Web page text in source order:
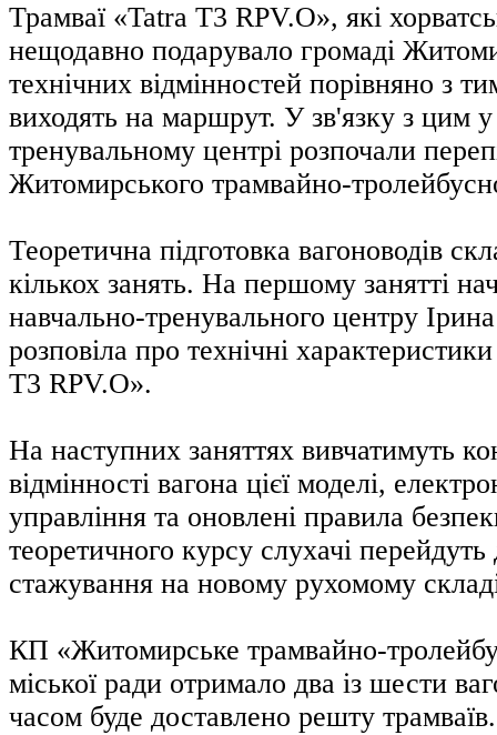
Трамваї «Tatra T3 RPV.O», які
нещодавно подарувало громаді
технічних відмінностей порівняно з
виходять на маршрут. У зв'язку з цим
тренувальному центрі розпочали
Житомирського трамвайно-
Теоретична підготовка вагоноводів
кількох занять. На першому занятті
навчально-тренувального центру
розповіла про технічні
T3 RPV.O».
На наступних заняттях вивчатимуть
відмінності вагона цієї моделі,
управління та оновлені правила
теоретичного курсу слухачі
стажування на новому рухомому
КП «Житомирське трамвайно-
міської ради отримало два із шести
часом буде доставлено решту трамваїв.